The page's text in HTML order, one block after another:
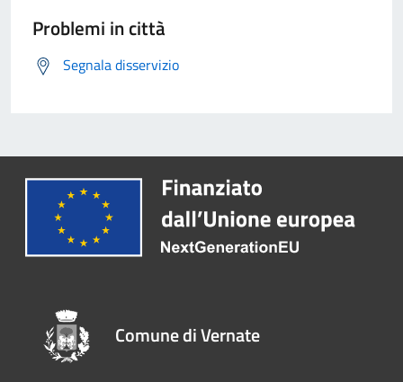
Problemi in città
Segnala disservizio
Comune di Vernate